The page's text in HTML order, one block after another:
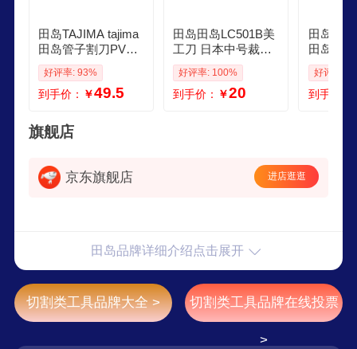
田岛TAJIMA tajima
田岛管子割刀PVC
切割工具ppr专用刀
塑料管割刀铝塑管
剪刀 DDG42L强力
好评率: 93%
到手价： ￥49.5
田岛田岛LC501B美
工刀 日本中号裁纸
刀壁纸刀 切割刀 手
动锁定 旋钮锁定11
013027
好评率: 100%
到手价： ￥20
田岛
田岛美
大号裁
切割刀
纸刀片
好评率:
到手价：
旗舰店
京东旗舰店 进店逛逛
田岛品牌详细介绍点击展开
切割类工具品牌大全 > 切割类工具品牌在线投票
>